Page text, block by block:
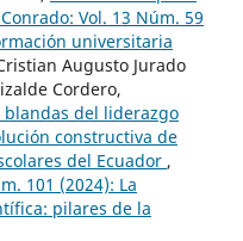
Vol. 13 Núm. 59
universitaria
Augusto Jurado
Cordero,
del liderazgo
constructiva de
del Ecuador ,
101 (2024): La
pilares de la